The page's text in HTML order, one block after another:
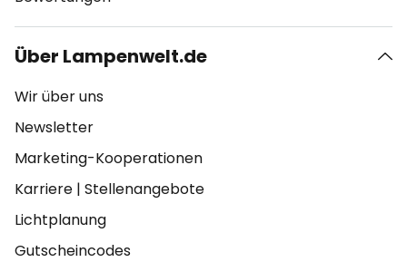
Über Lampenwelt.de
Wir über uns
Newsletter
Marketing-Kooperationen
Karriere | Stellenangebote
Lichtplanung
Gutscheincodes